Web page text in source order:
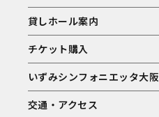
貸しホール案内
チケット購入
いずみシンフォニエッタ大阪
交通・アクセス